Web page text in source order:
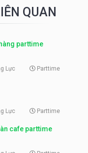
QUAN
parttime
Lực Parttime
Lực Parttime
cafe parttime